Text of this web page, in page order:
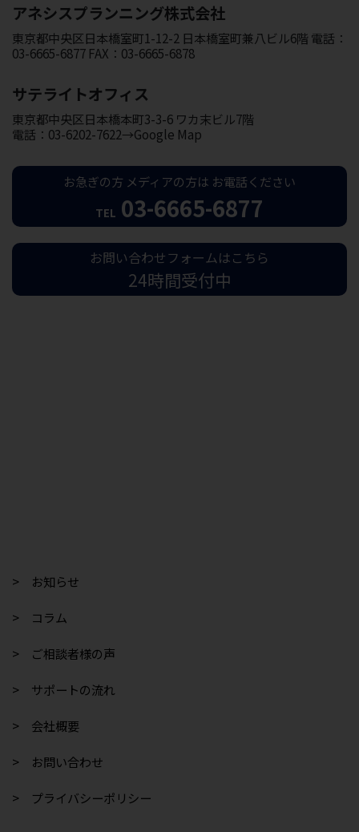
アネシスプランニング株式会社
東京都中央区日本橋室町1-12-2 日本橋室町兼八ビル6階 電話：
03-6665-6877 FAX：03-6665-6878
サテライトオフィス
東京都中央区日本橋本町3-3-6 ワカ末ビル7階
電話：03-6202-7622→Google Map
お急ぎの方 メディアの方は お電話ください
TEL 03-6665-6877
お問い合わせフォームはこちら
24時間受付中
> お知らせ
> コラム
> ご相談者様の声
> サポートの流れ
> 会社概要
> お問い合わせ
> プライバシーポリシー